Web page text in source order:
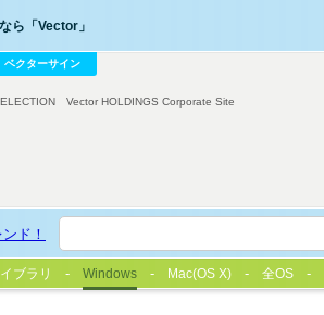
ら「Vector」
ベクターサイン
ド！
Vector HOLDINGS Corporate Site
ブラリ Windows Mac(OS X) 全OS